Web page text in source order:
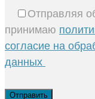
Отправляя
принимаю
согласие на
данных